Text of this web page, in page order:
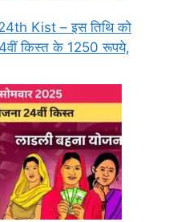
Kist – इस तिथि को
किस्त के 1250 रूपये,